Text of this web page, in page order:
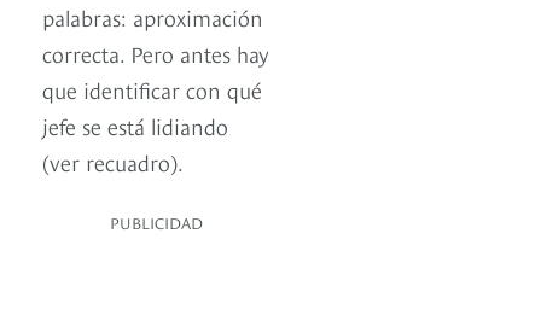
palabras: aproximación
correcta. Pero antes hay
que identificar con qué
jefe se está lidiando
(ver recuadro).
PUBLICIDAD